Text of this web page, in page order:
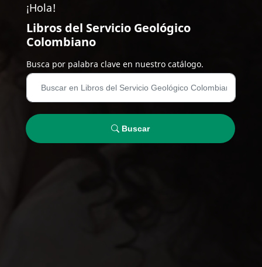
¡Hola!
Libros del Servicio Geológico
Colombiano
Busca por palabra clave en nuestro catálogo.
Buscar